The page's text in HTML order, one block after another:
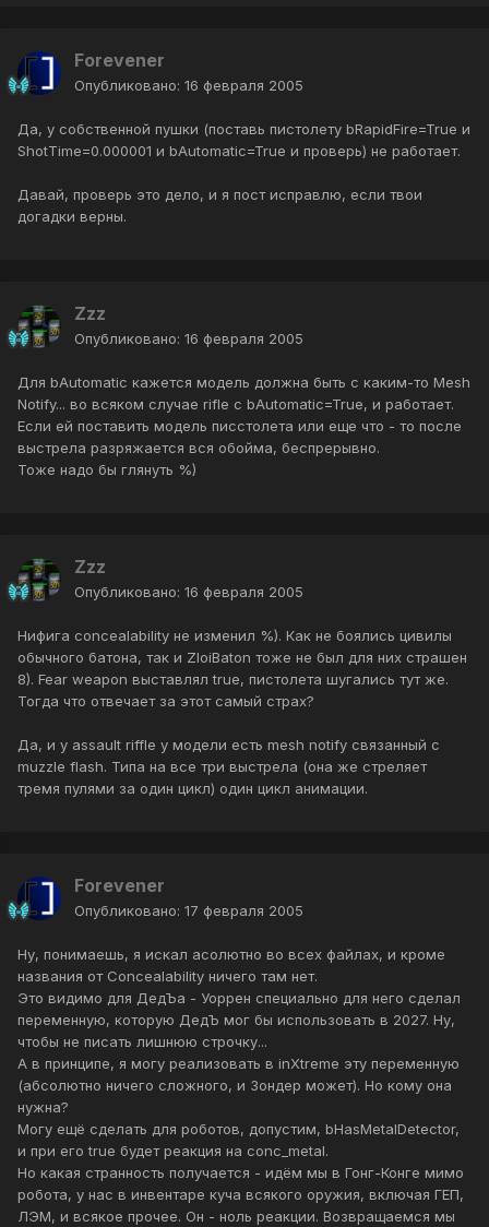
Forevener
Опубликовано: 16 февраля 2005
Да, у собственной пушки (поставь пистолету bRapidFire=True и
ShotTime=0.000001 и bAutomatic=True и проверь) не работает.
Давай, проверь это дело, и я пост исправлю, если твои
догадки верны.
Zzz
Опубликовано: 16 февраля 2005
Для bAutomatic кажется модель должна быть с каким-то Mesh
Notify... во всяком случае rifle с bAutomatic=True, и работает.
Если ей поставить модель писстолета или еще что - то после
выстрела разряжается вся обойма, беспрерывно.
Тоже надо бы глянуть %)
Zzz
Опубликовано: 16 февраля 2005
Нифига concealability не изменил %). Как не боялись цивилы
обычного батона, так и ZloiBaton тоже не был для них страшен
8). Fear weapon выставлял true, пистолета шугались тут же.
Тогда что отвечает за этот самый страх?
Да, и у assault riffle у модели есть mesh notify связанный с
muzzle flash. Типа на все три выстрела (она же стреляет
тремя пулями за один цикл) один цикл анимации.
Forevener
Опубликовано: 17 февраля 2005
Ну, понимаешь, я искал асолютно во всех файлах, и кроме
названия от Concealability ничего там нет.
Это видимо для ДедЪа - Уоррен специально для него сделал
переменную, которую ДедЪ мог бы использовать в 2027. Ну,
чтобы не писать лишнюю строчку...
А в принципе, я могу реализовать в inXtreme эту переменную
(абсолютно ничего сложного, и Зондер может). Но кому она
нужна?
Могу ещё сделать для роботов, допустим, bHasMetalDetector,
и при его true будет реакция на conc_metal.
Но какая странность получается - идём мы в Гонг-Конге мимо
робота, у нас в инвентаре куча всякого оружия, включая ГЕП,
ЛЭМ, и всякое прочее. Он - ноль реакции. Возвращаемся мы